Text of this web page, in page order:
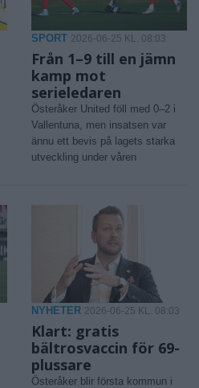
SPORT 2026-06-25 KL. 08:03
Från 1–9 till en jämn
kamp mot
serieledaren
Österåker United föll med 0–2 i
Vallentuna, men insatsen var
ännu ett bevis på lagets starka
utveckling under våren
NYHETER 2026-06-25 KL. 08:03
Klart: gratis
bältrosvaccin för 69-
plussare
Österåker blir första kommun i